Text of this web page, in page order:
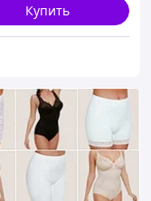
Купить